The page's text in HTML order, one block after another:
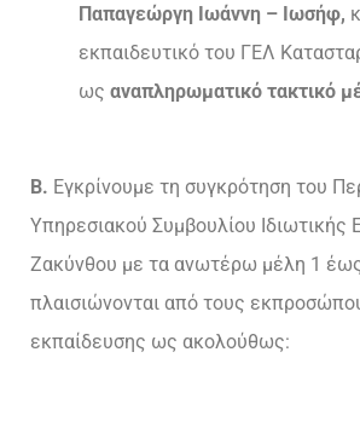
Παπαγεώργη Ιωάννη – Ιωσήφ,
εκπαιδευτικό του ΓΕΛ
ως αναπληρωματικό τακτικό
Β. Εγκρίνουμε τη συγκρότηση του
Υπηρεσιακού Συμβουλίου Ιδιωτικής
Ζακύνθου με τα ανωτέρω μέλη 1
πλαισιώνονται από τους
εκπαίδευσης ως ακολούθως: